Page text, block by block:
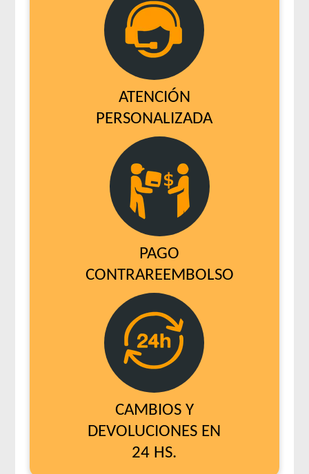
ATENCIÓN
PERSONALIZADA
PAGO
CONTRAREEMBOLSO
CAMBIOS Y
DEVOLUCIONES EN
24 HS.